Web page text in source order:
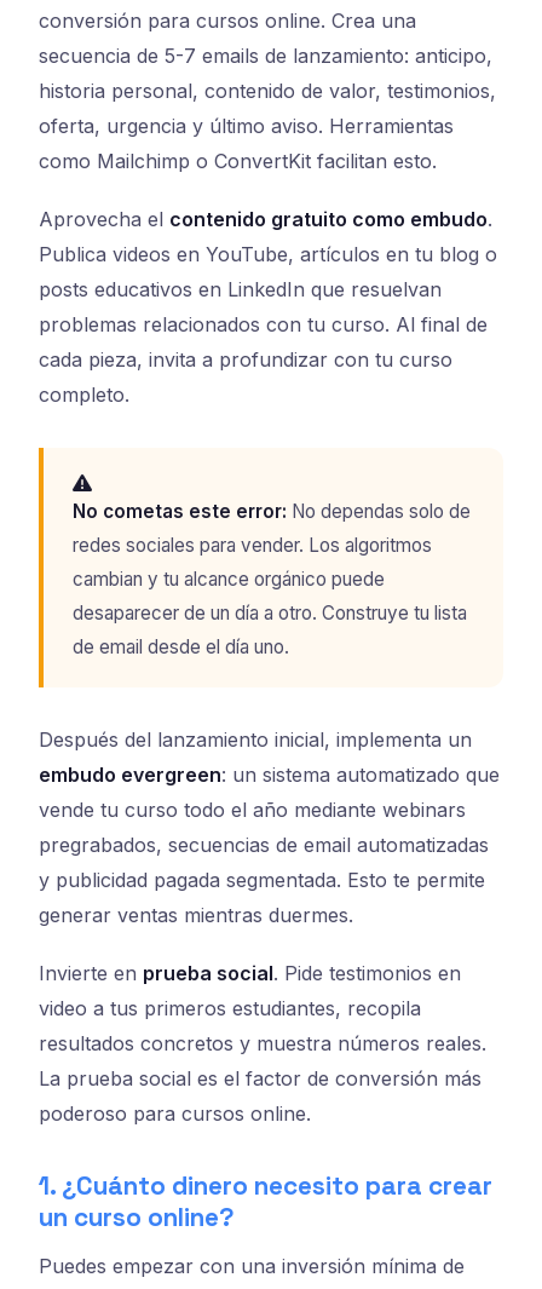
conversión para cursos online. Crea una
secuencia de 5-7 emails de lanzamiento: anticipo,
historia personal, contenido de valor, testimonios,
oferta, urgencia y último aviso. Herramientas
como Mailchimp o ConvertKit facilitan esto.
Aprovecha el contenido gratuito como embudo.
Publica videos en YouTube, artículos en tu blog o
posts educativos en LinkedIn que resuelvan
problemas relacionados con tu curso. Al final de
cada pieza, invita a profundizar con tu curso
completo.
No cometas este error: No dependas solo de
redes sociales para vender. Los algoritmos
cambian y tu alcance orgánico puede
desaparecer de un día a otro. Construye tu lista
de email desde el día uno.
Después del lanzamiento inicial, implementa un
embudo evergreen: un sistema automatizado que
vende tu curso todo el año mediante webinars
pregrabados, secuencias de email automatizadas
y publicidad pagada segmentada. Esto te permite
generar ventas mientras duermes.
Invierte en prueba social. Pide testimonios en
video a tus primeros estudiantes, recopila
resultados concretos y muestra números reales.
La prueba social es el factor de conversión más
poderoso para cursos online.
1. ¿Cuánto dinero necesito para crear
un curso online?
Puedes empezar con una inversión mínima de